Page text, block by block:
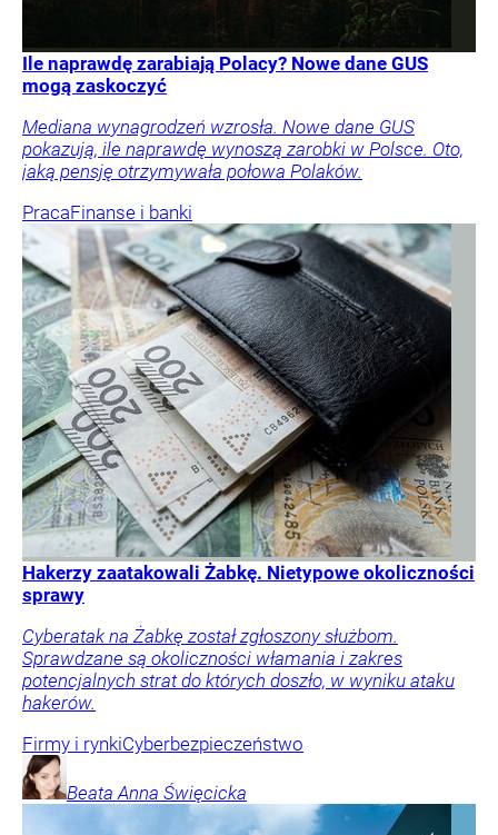
Ile naprawdę zarabiają Polacy? Nowe dane GUS
mogą zaskoczyć
Mediana wynagrodzeń wzrosła. Nowe dane GUS
pokazują, ile naprawdę wynoszą zarobki w Polsce. Oto,
jaką pensję otrzymywała połowa Polaków.
PracaFinanse i banki
Hakerzy zaatakowali Żabkę. Nietypowe okoliczności
sprawy
Cyberatak na Żabkę został zgłoszony służbom.
Sprawdzane są okoliczności włamania i zakres
potencjalnych strat do których doszło, w wyniku ataku
hakerów.
Firmy i rynkiCyberbezpieczeństwo
Beata Anna Święcicka